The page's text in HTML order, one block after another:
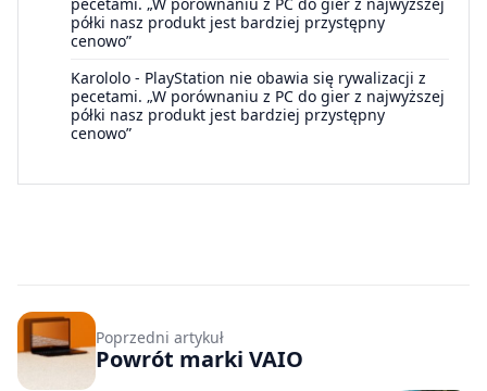
półki nasz produkt jest bardziej przystępny
cenowo”
Karololo - PlayStation nie obawia się rywalizacji z
pecetami. „W porównaniu z PC do gier z najwyższej
półki nasz produkt jest bardziej przystępny
cenowo”
Poprzedni artykuł
Powrót marki VAIO